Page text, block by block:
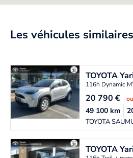
Les véhicules similaires
TOYOTA
116h Dynamic
20 790€
TOYOTA
49 100km
TOYOTA